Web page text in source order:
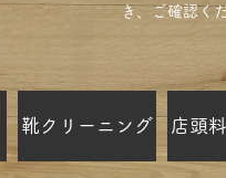
き、ご確認く
靴クリーニング 店頭